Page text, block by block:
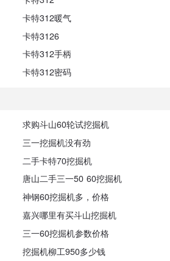
卡特312暖气
卡特3126
卡特312手柄
卡特312密码
求购斗山60轮试挖掘机
三一挖掘机没有劲
二手卡特70挖掘机
唐山二手三一50 60挖掘机
神钢60挖掘机多，价格
嘉兴哪里有买斗山挖掘机
三一60挖掘机参数价格
挖掘机柳工950多少钱